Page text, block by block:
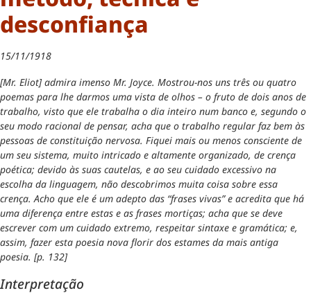
desconfiança
15/11/1918
[Mr. Eliot] admira imenso Mr. Joyce. Mostrou-nos uns três ou quatro
poemas para lhe darmos uma vista de olhos – o fruto de dois anos de
trabalho, visto que ele trabalha o dia inteiro num banco e, segundo o
seu modo racional de pensar, acha que o trabalho regular faz bem às
pessoas de constituição nervosa. Fiquei mais ou menos consciente de
um seu sistema, muito intricado e altamente organizado, de crença
poética; devido às suas cautelas, e ao seu cuidado excessivo na
escolha da linguagem, não descobrimos muita coisa sobre essa
crença. Acho que ele é um adepto das “frases vivas” e acredita que há
uma diferença entre estas e as frases mortiças; acha que se deve
escrever com um cuidado extremo, respeitar sintaxe e gramática; e,
assim, fazer esta poesia nova florir dos estames da mais antiga
poesia. [p. 132]
Interpretação